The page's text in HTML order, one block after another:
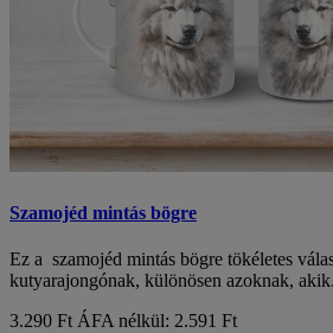
Szamojéd mintás bögre
Ez a szamojéd mintás bögre tökéletes
kutyarajongónak, különösen azoknak,
3.290 Ft ÁFA nélkül: 2.591 Ft